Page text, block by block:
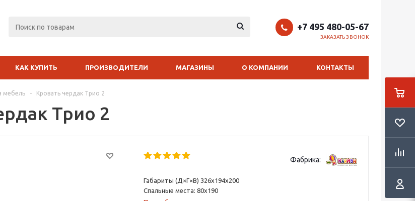
+7 495 480-05-67
ЗАКАЗАТЬ ЗВОНОК
КАК КУПИТЬ ПРОИЗВОДИТЕЛИ МАГАЗИНЫ О КОМПАНИИ КОНТАКТЫ
мебель - Кровать чердак Трио 2
Трио 2
Фабрика:
Габариты (Д×Г×В) 326х194х200
Спальные места: 80х190